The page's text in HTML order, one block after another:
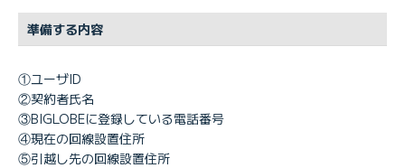
auひかりで今まで利用していた機器をそのまま利用したい
のですが可能でしょうか
準備する内容
①ユーザID
②契約者氏名
③BIGLOBEに登録している電話番号
④現在の回線設置住所
⑤引越し先の回線設置住所